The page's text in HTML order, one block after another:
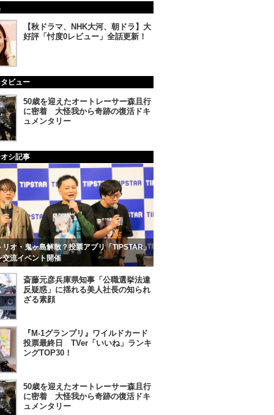
【秋ドラマ、NHK大河、朝ドラ】大
好評「忖度0レビュー」全話更新！
ビュー
50歳を迎えたオートレーサー森且行
に密着 大怪我から奇跡の復活ドキ
ュメンタリー
シ記事
リオ・鬼ヶ島解散？投票アプリ「TIPSTAR」
交流イベント開催
斎藤元彦兵庫県知事「公職選挙法違
反疑惑」に揺れる美人社長の知られ
ざる素顔
『M-1グランプリ』ワイルドカード
投票最終日 TVer「いいね」ランキ
ングTOP30！
50歳を迎えたオートレーサー森且行
に密着 大怪我から奇跡の復活ドキ
ュメンタリー